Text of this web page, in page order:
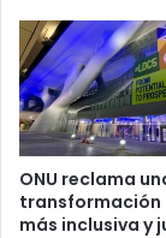
ONU reclama
más inclusiva y